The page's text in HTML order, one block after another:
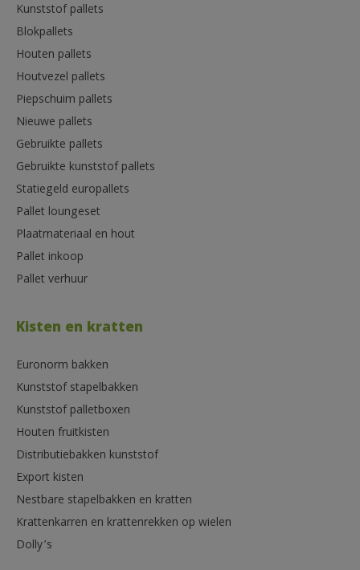
Kunststof pallets
Blokpallets
Houten pallets
Houtvezel pallets
Piepschuim pallets
Nieuwe pallets
Gebruikte pallets
Gebruikte kunststof pallets
Statiegeld europallets
Pallet loungeset
Plaatmateriaal en hout
Pallet inkoop
Pallet verhuur
Kisten en kratten
Euronorm bakken
Kunststof stapelbakken
Kunststof palletboxen
Houten fruitkisten
Distributiebakken kunststof
Export kisten
Nestbare stapelbakken en kratten
Krattenkarren en krattenrekken op wielen
Dolly’s